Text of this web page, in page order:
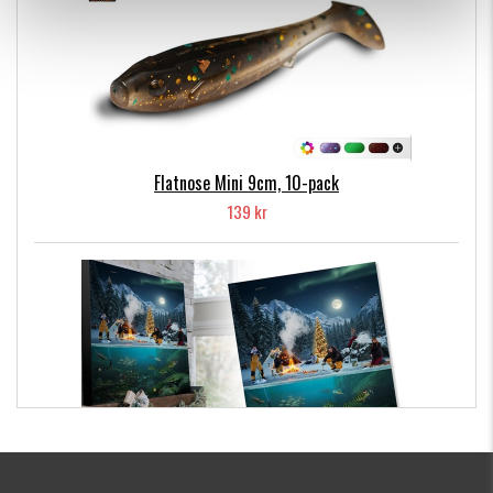
Flatnose Mini 9cm, 10-pack
139 kr